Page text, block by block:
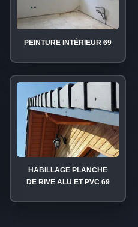
PEINTURE INTÉRIEUR 69
HABILLAGE PLANCHE
DE RIVE ALU ET PVC 69